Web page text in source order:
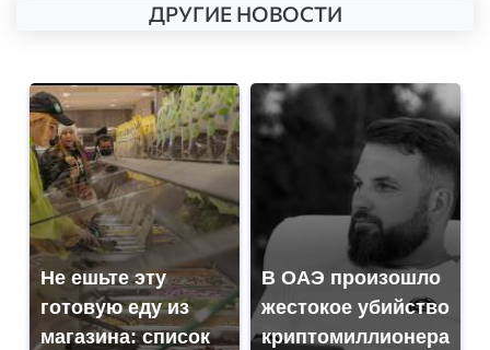
ДРУГИЕ НОВОСТИ
Не ешьте эту
готовую еду из
магазина: список
В ОАЭ произошло
жестокое убийство
криптомиллионера